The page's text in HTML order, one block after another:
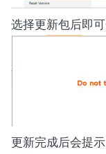
选择更新包后即
更新完成后会提